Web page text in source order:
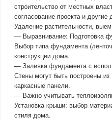
строительство от местных
согласование проекта и другие
Удаление растительности,
— Выравнивание: Подготовка
Выбор типа фундамента
конструкции дома.
— Заливка фундамента с
Стены могут быть построены
каркасные панели.
— Важно учитывать
Установка крыши: выбор
стиля дома.